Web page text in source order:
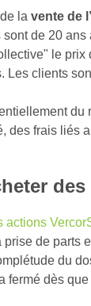
la vente de
de 20
le
Les clients
des frais liés
actions
prise de parts
du
fermé dès